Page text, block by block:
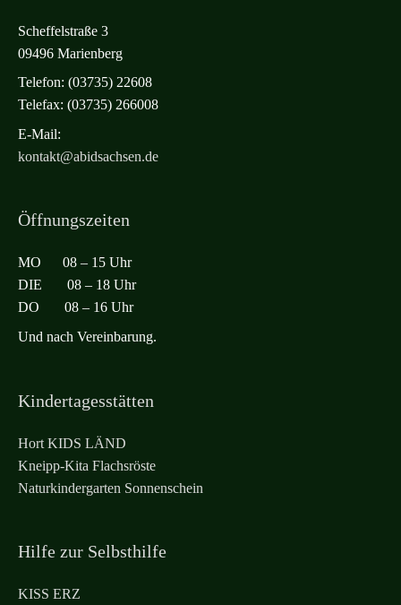
Scheffelstraße 3
09496 Marienberg
Telefon: (03735) 22608
Telefax: (03735) 266008
E-Mail:
kontakt@abidsachsen.de
Öffnungszeiten
MO 08 – 15 Uhr
DIE 08 – 18 Uhr
DO 08 – 16 Uhr
Und nach Vereinbarung.
Kindertagesstätten
Hort KIDS LÄND
Kneipp-Kita Flachsröste
Naturkindergarten Sonnenschein
Hilfe zur Selbsthilfe
KISS ERZ